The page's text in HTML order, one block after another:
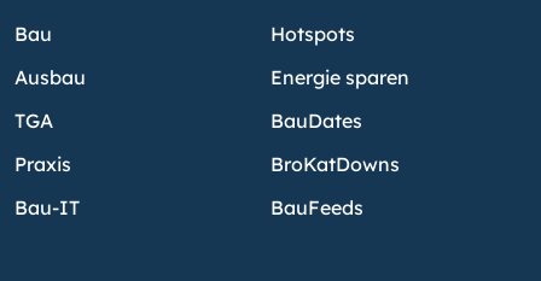
Bau
Ausbau
TGA
Praxis
Bau-IT
Hotspots
Energie sparen
BauDates
BroKatDowns
BauFeeds